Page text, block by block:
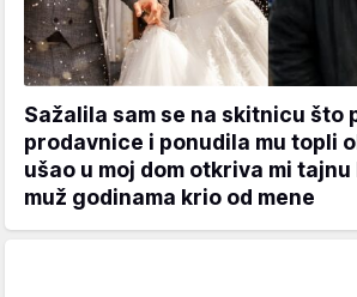
Sažalila sam se na skitnicu što
prodavnice i ponudila mu topli
ušao u moj dom otkriva mi tajnu
muž godinama krio od mene